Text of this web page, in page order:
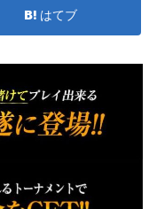
はてブ